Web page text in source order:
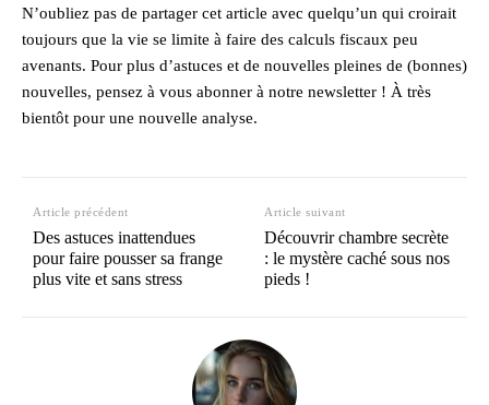
N’oubliez pas de partager cet article avec quelqu’un qui croirait
toujours que la vie se limite à faire des calculs fiscaux peu
avenants. Pour plus d’astuces et de nouvelles pleines de (bonnes)
nouvelles, pensez à vous abonner à notre newsletter ! À très
bientôt pour une nouvelle analyse.
Article précédent
Des astuces inattendues
pour faire pousser sa frange
plus vite et sans stress
Article suivant
Découvrir chambre secrète
: le mystère caché sous nos
pieds !